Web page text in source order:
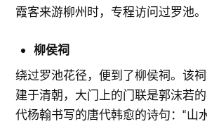
霞客来游柳州时，专程访问过罗池。
柳侯祠
绕过罗池花径，便到了柳侯祠。该
建于清朝，大门上的门联是郭沫若
代杨翰书写的唐代韩愈的诗句：“山